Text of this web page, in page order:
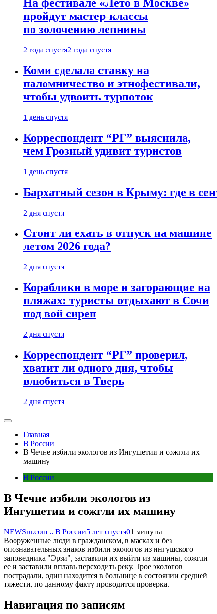
На фестивале «Лето в Москве»
пройдут мастер-классы
по золочению лепнины
2 года спустя2 года спустя
Коми сделала ставку на
паломничество и этнофестивали,
чтобы удвоить турпоток
1 день спустя
Корреспондент “РГ” выяснила,
чем Грозный удивит туристов
1 день спустя
Бархатный сезон в Крыму: где в
2 дня спустя
Стоит ли ехать в отпуск на машине
летом 2026 года?
2 дня спустя
Кораблики в море и загорающие на
пляжах: туристы отдыхают в Сочи
под вой сирен
2 дня спустя
Корреспондент “РГ” проверил,
хватит ли одного дня, чтобы
влюбиться в Тверь
2 дня спустя
Главная
В России
В Чечне избили экологов из Ингушетии и сожгли их
машину
В России
В Чечне избили экологов из
Ингушетии и сожгли их машину
NEWSru.com :: В России5 лет спустя01 минуты
Вооруженные люди в гражданском, в масках и без
опознавательных знаков избили экологов из ингушского
заповедника "Эрзи", заставили их выйти из машины, сожгли
ее и заставили вплавь переходить реку. Трое экологов
пострадали, один находится в больнице в состоянии средней
тяжести, по данному факту проводится проверка.
Навигация по записям